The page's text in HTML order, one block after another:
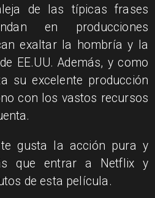
de las típicas frases
en producciones
exaltar la hombría y la
EE.UU. Además, y como
su excelente producción
con los vastos recursos
gusta la acción pura y
que entrar a Netflix y
de esta película.